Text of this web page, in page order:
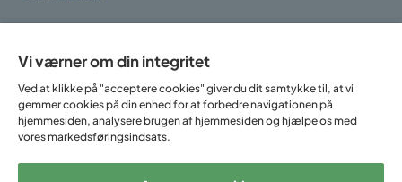
Vi findes i flere forskellige lande
Vi værner om din integritet
Ved at klikke på "acceptere cookies" giver du dit samtykke til, at vi
gemmer cookies på din enhed for at forbedre navigationen på
hjemmesiden, analysere brugen af hjemmesiden og hjælpe os med
vores markedsføringsindsats.